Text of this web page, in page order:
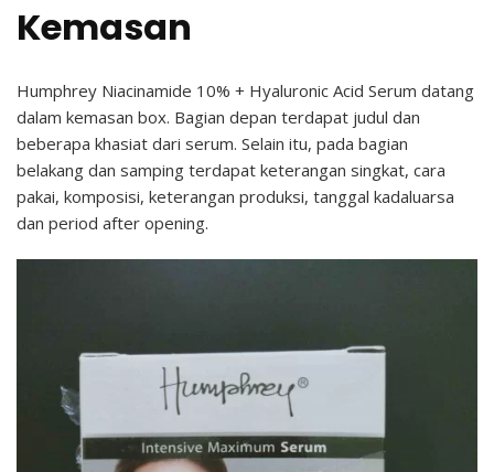
Kemasan
Humphrey Niacinamide 10% + Hyaluronic Acid Serum datang
dalam kemasan box. Bagian depan terdapat judul dan
beberapa khasiat dari serum. Selain itu, pada bagian
belakang dan samping terdapat keterangan singkat, cara
pakai, komposisi, keterangan produksi, tanggal kadaluarsa
dan period after opening.